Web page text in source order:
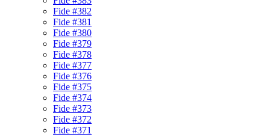
Fide #382
Fide #381
Fide #380
Fide #379
Fide #378
Fide #377
Fide #376
Fide #375
Fide #374
Fide #373
Fide #372
Fide #371